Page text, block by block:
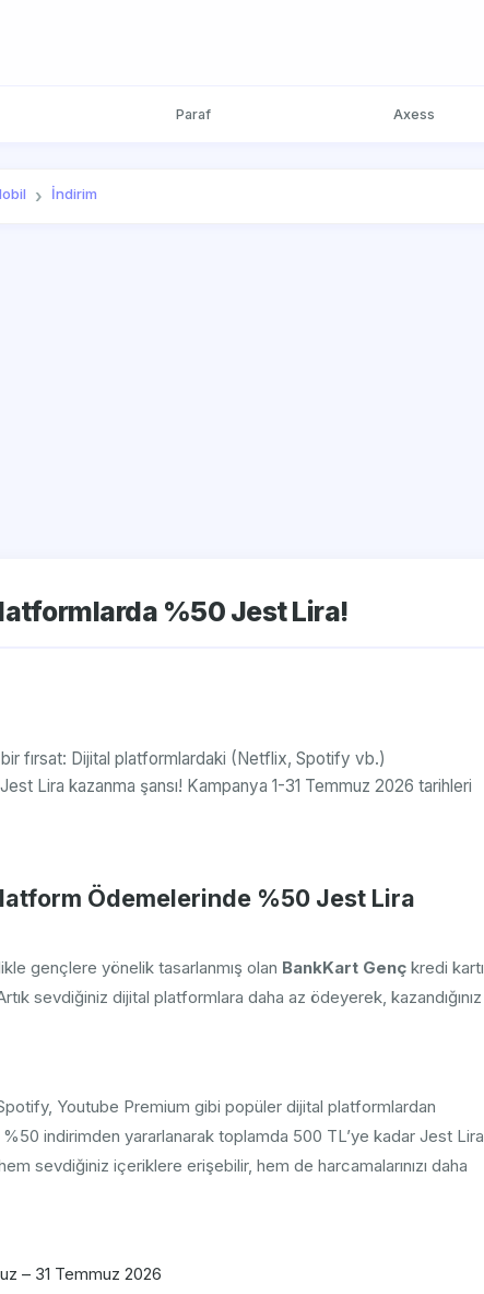
Paraf Axess
İndirim
%50 Jest Lira!
fırsat: Dijital platformlardaki (Netflix, Spotify vb.)
Lira kazanma şansı! Kampanya 1-31 Temmuz 2026 tarihleri
Ödemelerinde %50 Jest Lira
gençlere yönelik tasarlanmış olan BankKart Genç kredi kartı
sevdiğiniz dijital platformlara daha az ödeyerek, kazandığınız
Youtube Premium gibi popüler dijital platformlardan
indirimden yararlanarak toplamda 500 TL’ye kadar Jest Lira
sevdiğiniz içeriklere erişebilir, hem de harcamalarınızı daha
– 31 Temmuz 2026